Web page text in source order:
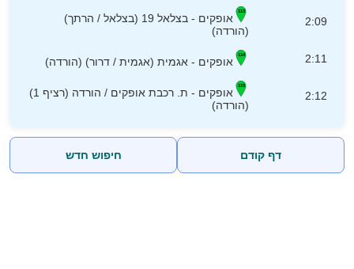
2:09
אופקים - בצלאל 19 (בצלאל / הרתך)
(הורדה)
2:11 אופקים - אגמית (אגמית / דרור) (הורדה)
2:12
אופקים - ת. רכבת אופקים / הורדה (רציף 1)
(הורדה)
דף קודם חיפוש חדש